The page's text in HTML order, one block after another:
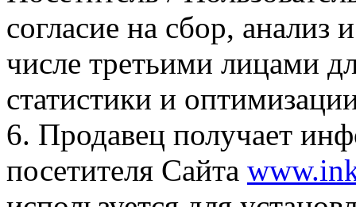
согласие на сбор, анализ
числе третьими лицами
статистики и
6. Продавец получает
посетителя Сайта